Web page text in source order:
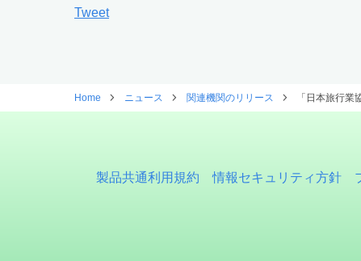
Tweet
Home ニュース 関連機関のリリース 「日本旅行
製品共通利用規約 情報セキュリティ方針